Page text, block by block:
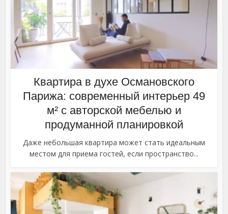
Квартира в духе Османовского
Парижа: современный интерьер 49
м² с авторской мебелью и
продуманной планировкой
Даже небольшая квартира может стать идеальным
местом для приема гостей, если пространство...